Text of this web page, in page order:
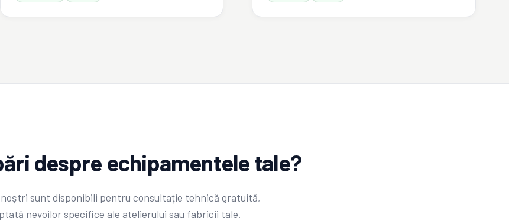
despre echipamentele tale?
sunt disponibili pentru consultație tehnică gratuită,
nevoilor specifice ale atelierului sau fabricii tale.